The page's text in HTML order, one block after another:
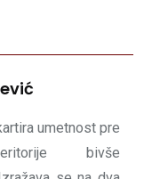
umetnost pre
bivše